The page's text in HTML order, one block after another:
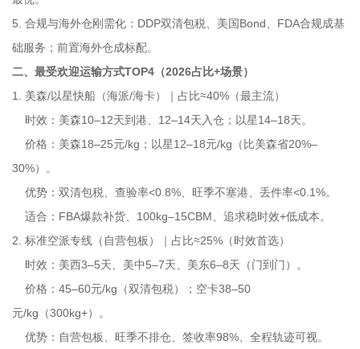
5. 合规与海外仓刚需化：DDP双清包税、美国Bond、FDA合规成基
础服务；前置海外仓成标配。
二、最受欢迎运输方式TOP4（2026占比+场景）
1. 美森/以星快船（海派/海卡）｜占比≈40%（最主流）
时效：美森10–12天到港、12–14天入仓；以星14–18天。
价格：美森18–25元/kg；以星12–18元/kg（比美森省20%–
30%）。
优势：双清包税、查验率<0.8%、旺季不塞港、丢件率<0.1%。
适合：FBA爆款补货、100kg–15CBM、追求稳时效+低成本。
2. 标准空派专线（自营包板）｜占比≈25%（时效首选）
时效：美西3–5天、美中5–7天、美东6–8天（门到门）。
价格：45–60元/kg（双清包税）；空卡38–50
元/kg（300kg+）。
优势：自营包板、旺季不排仓、签收率98%、全程轨迹可视。